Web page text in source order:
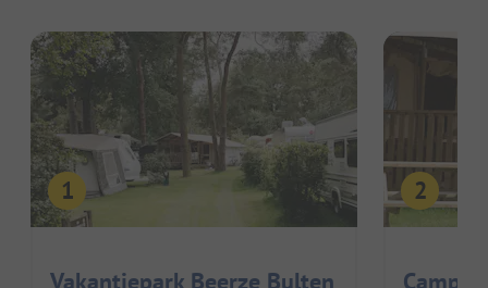
Vakantiepark Beerze Bulten